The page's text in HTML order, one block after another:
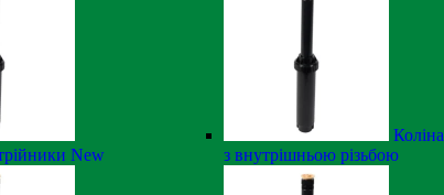
New
Коліна
з внутрішньою різьбою